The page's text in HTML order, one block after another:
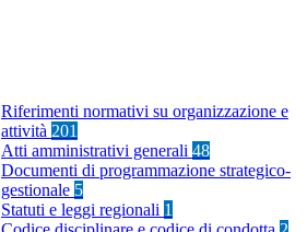
Riferimenti normativi su organizzazione e
attività 201
Atti amministrativi generali 48
Documenti di programmazione strategico-
gestionale 5
Statuti e leggi regionali 1